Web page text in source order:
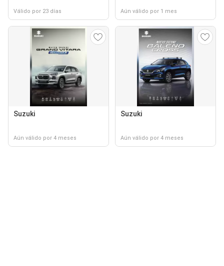
Válido por 23 días Aún válido por 1 mes
Suzuki
Aún válido por 4 meses
Suzuki
Aún válido por 4 meses